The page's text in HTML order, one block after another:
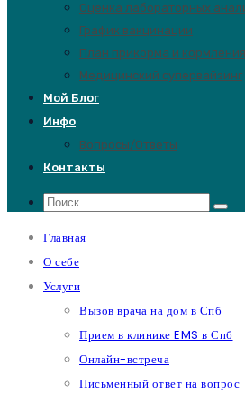
Оценка лабораторных
График вакцинации
План прикорма и кормления
Медицинский супервайзинг
Мой Блог
Инфо
Вопросы/Ответы
Контакты
Главная
О себе
Услуги
Вызов врача на дом в Спб
Прием в клинике EMS в Спб
Онлайн-встреча
Письменный ответ на вопрос